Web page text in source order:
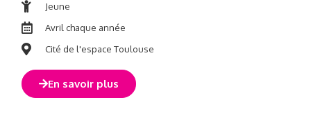
Jeune
Avril chaque année
Cité de l'espace Toulouse
En savoir plus